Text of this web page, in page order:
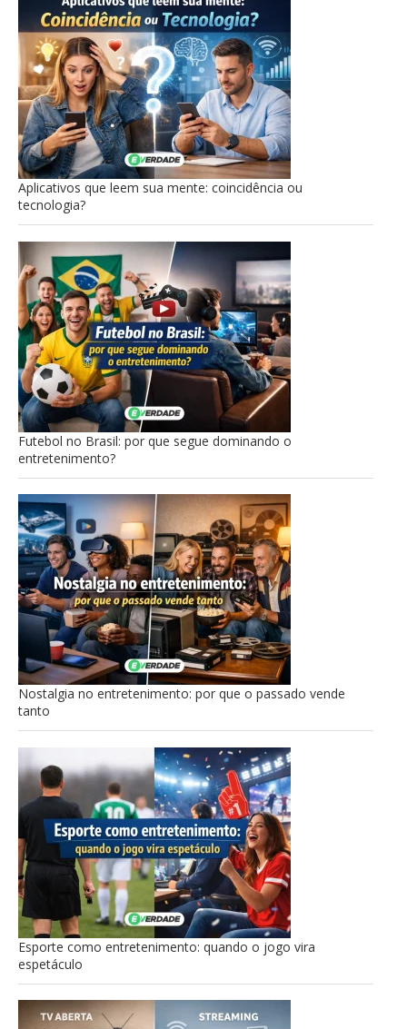
Aplicativos que leem sua mente: coincidência ou
tecnologia?
Futebol no Brasil: por que segue dominando o
entretenimento?
Nostalgia no entretenimento: por que o passado vende
tanto
Esporte como entretenimento: quando o jogo vira
espetáculo